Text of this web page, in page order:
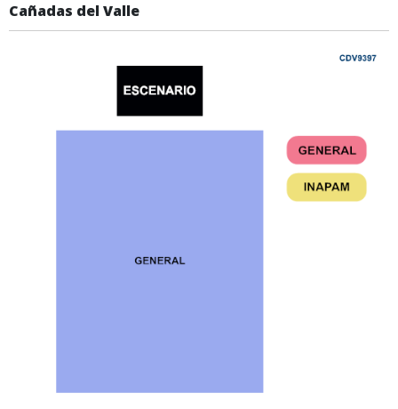
Cañadas del Valle